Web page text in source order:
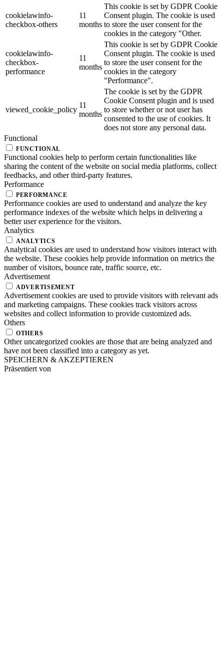
cookielawinfo-
checkbox-others
11
months
This cookie is set by GDPR Cookie
Consent plugin. The cookie is used
to store the user consent for the
cookies in the category "Other.
cookielawinfo-
checkbox-
performance
11
months
This cookie is set by GDPR Cookie
Consent plugin. The cookie is used
to store the user consent for the
cookies in the category
"Performance".
viewed_cookie_policy
11
months
The cookie is set by the GDPR
Cookie Consent plugin and is used
to store whether or not user has
consented to the use of cookies. It
does not store any personal data.
Functional
FUNCTIONAL
Functional cookies help to perform certain functionalities like
sharing the content of the website on social media platforms, collect
feedbacks, and other third-party features.
Performance
PERFORMANCE
Performance cookies are used to understand and analyze the key
performance indexes of the website which helps in delivering a
better user experience for the visitors.
Analytics
ANALYTICS
Analytical cookies are used to understand how visitors interact with
the website. These cookies help provide information on metrics the
number of visitors, bounce rate, traffic source, etc.
Advertisement
ADVERTISEMENT
Advertisement cookies are used to provide visitors with relevant ads
and marketing campaigns. These cookies track visitors across
websites and collect information to provide customized ads.
Others
OTHERS
Other uncategorized cookies are those that are being analyzed and
have not been classified into a category as yet.
SPEICHERN & AKZEPTIEREN
Präsentiert von